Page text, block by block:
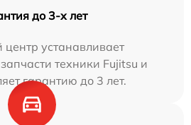
до 3-х лет
устанавливает
техники Fujitsu и
гарантию до 3 лет.